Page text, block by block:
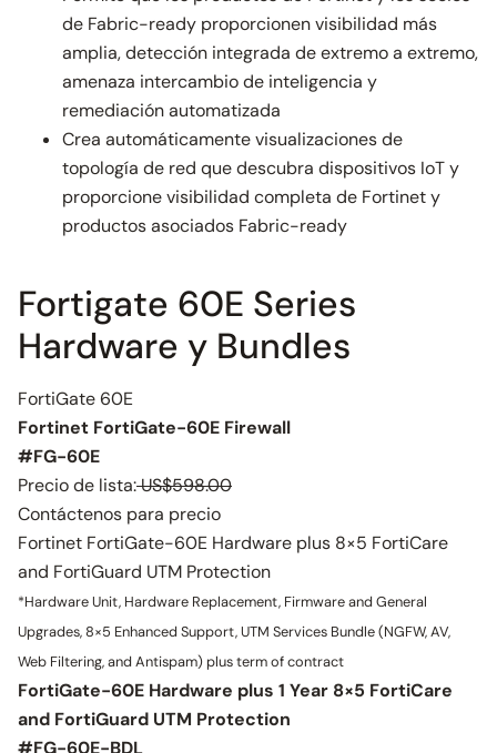
de Fabric-ready proporcionen visibilidad más
amplia, detección integrada de extremo a extremo,
amenaza intercambio de inteligencia y
remediación automatizada
Crea automáticamente visualizaciones de
topología de red que descubra dispositivos IoT y
proporcione visibilidad completa de Fortinet y
productos asociados Fabric-ready
Fortigate 60E Series
Hardware y Bundles
FortiGate 60E
Fortinet FortiGate-60E Firewall
#FG-60E
Precio de lista:US$598.00
Contáctenos para precio
Fortinet FortiGate-60E Hardware plus 8×5 FortiCare
and FortiGuard UTM Protection
*Hardware Unit, Hardware Replacement, Firmware and General
Upgrades, 8×5 Enhanced Support, UTM Services Bundle (NGFW, AV,
Web Filtering, and Antispam) plus term of contract
FortiGate-60E Hardware plus 1 Year 8×5 FortiCare
and FortiGuard UTM Protection
#FG-60E-BDL